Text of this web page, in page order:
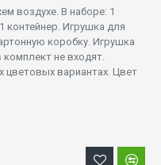
воздухе. В наборе: 1
контейнер. Игрушка для
коробку. Игрушка
не входят.
цветовых вариантах. Цвет